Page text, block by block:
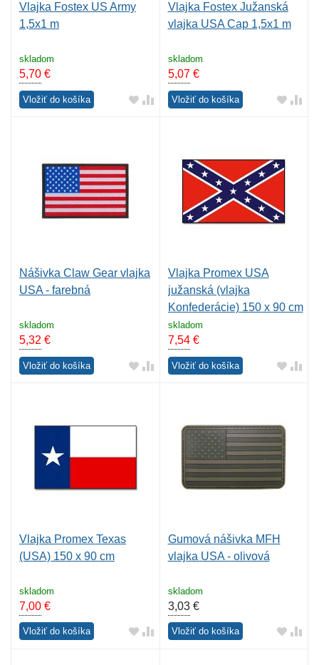
Vlajka Fostex US Army
1,5x1 m
skladom
5,70 €
Vložiť do košíka
Vlajka Fostex Južanská
vlajka USA Cap 1,5x1 m
skladom
5,07€
Vložiť do košíka
Nášivka Claw Gear vlajka
USA - farebná
skladom
5,32 €
Vložiť do košíka
Vlajka Promex USA
južanská (vlajka
Konfederácie) 150 x 90 cm
skladom
7,54€
Vložiť do košíka
Vlajka Promex Texas
(USA) 150 x 90 cm
skladom
7,00 €
Vložiť do košíka
Gumová nášivka MFH
vlajka USA - olivová
skladom
3,03€
Vložiť do košíka